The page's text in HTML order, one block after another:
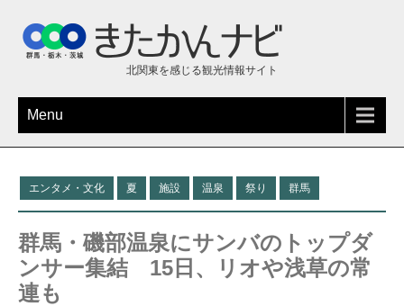
北関東を感じる観光情報サイト
Menu
エンタメ・文化 夏 施設 温泉 祭り 群馬
群馬・磯部温泉にサンバのトップダ
ンサー集結 15日、リオや浅草の常
連も